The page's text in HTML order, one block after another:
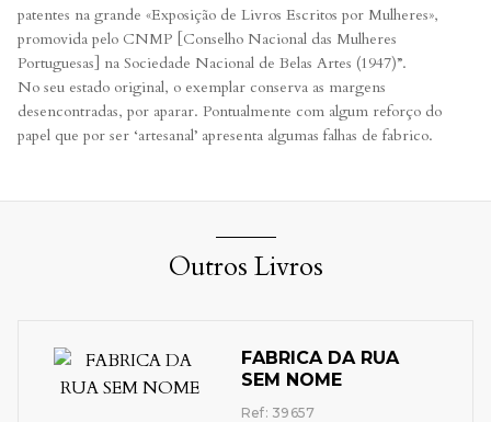
patentes na grande «Exposição de Livros Escritos por Mulheres»,
promovida pelo CNMP [Conselho Nacional das Mulheres
Portuguesas] na Sociedade Nacional de Belas Artes (1947)”.
No seu estado original, o exemplar conserva as margens
desencontradas, por aparar. Pontualmente com algum reforço do
papel que por ser ‘artesanal’ apresenta algumas falhas de fabrico.
Outros Livros
FABRICA DA RUA
SEM NOME
Ref: 39657